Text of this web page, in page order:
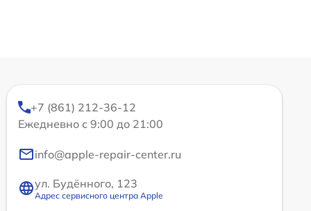
+7 (861) 212-36-12
Ежедневно с 9:00 до 21:00
info@apple-repair-center.ru
ул. Будённого, 123
Адрес сервисного центра Apple